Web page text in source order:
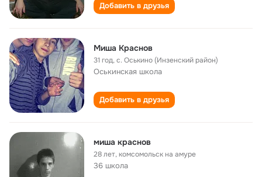
Добавить в друзья
Миша Краснов
31 год,с. Оськино (Инзенский район)
Оськинская школа
Добавить в друзья
миша краснов
28 лет,комсомольск на амуре
36 школа